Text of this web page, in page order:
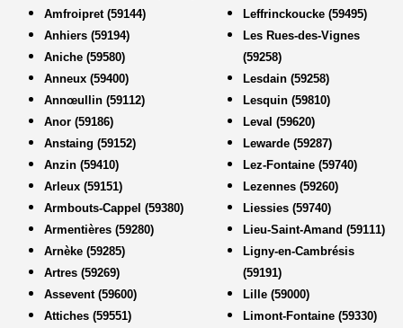
Amfroipret (59144)
Anhiers (59194)
Aniche (59580)
Anneux (59400)
Annœullin (59112)
Anor (59186)
Anstaing (59152)
Anzin (59410)
Arleux (59151)
Armbouts-Cappel (59380)
Armentières (59280)
Arnèke (59285)
Artres (59269)
Assevent (59600)
Attiches (59551)
Leffrinckoucke (59495)
Les Rues-des-Vignes
(59258)
Lesdain (59258)
Lesquin (59810)
Leval (59620)
Lewarde (59287)
Lez-Fontaine (59740)
Lezennes (59260)
Liessies (59740)
Lieu-Saint-Amand (59111)
Ligny-en-Cambrésis
(59191)
Lille (59000)
Limont-Fontaine (59330)